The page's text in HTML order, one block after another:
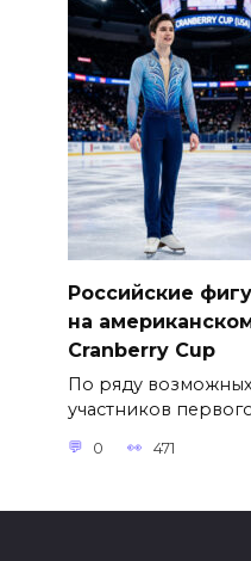
Российские
на
Cranberry Cup
По ряду
участников
0 471